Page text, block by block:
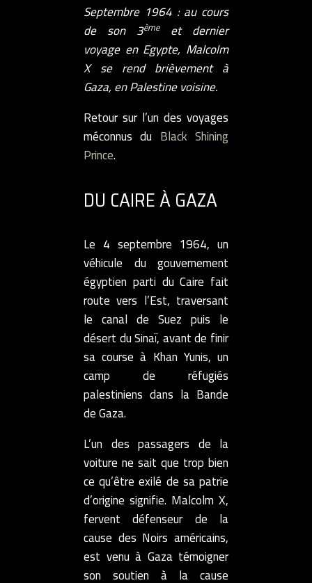
Septembre 1964 : au cours
de son 3èmeet dernier
voyage en Egypte, Malcolm
X se rend brièvement à
Gaza, en Palestine voisine.
Retour sur l’un des voyages
méconnus du Black Shining
Prince.
DU CAIRE À GAZA
Le 4 septembre 1964, un
véhicule du gouvernement
égyptien parti du Caire fait
route vers l’Est, traversant
le canal de Suez puis le
désert du Sinaï, avant de finir
sa course à Khan Yunis, un
camp de réfugiés
palestiniens dans la Bande
de Gaza.
L’un des passagers de la
voiture ne sait que trop bien
ce qu’être exilé de sa patrie
d’origine signifie. Malcolm X,
fervent défenseur de la
cause des Noirs américains,
est venu à Gaza témoigner
son soutien à la cause